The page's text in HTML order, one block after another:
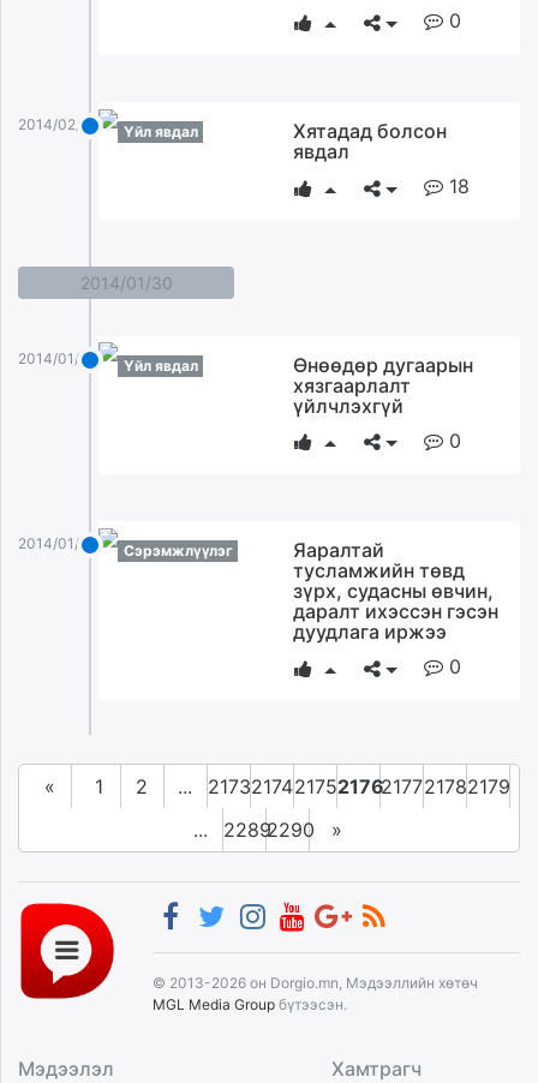
0
2014/02/02 Үйл явдал
Хятадад болсон
явдал
18
2014/01/30
2014/01/30 Үйл явдал
Өнөөдөр дугаарын
хязгаарлалт
үйлчлэхгүй
0
2014/01/30 Сэрэмжлүүлэг
Яаралтай
тусламжийн төвд
зүрх, судасны өвчин,
даралт ихэссэн гэсэн
дуудлага иржээ
0
« 1 2 ... 2173217421752176217721782179
...
22892290 »
© 2013-2026 он Dorgio.mn, Мэдээллийн хөтөч
MGL Media Group бүтээсэн.
Мэдээлэл Хамтрагч